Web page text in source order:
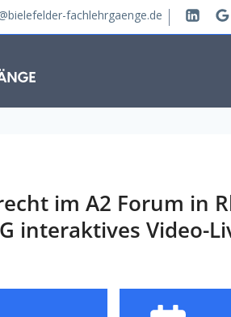
fachlehrgaenge.de
im A2 Forum in
interaktives Video-